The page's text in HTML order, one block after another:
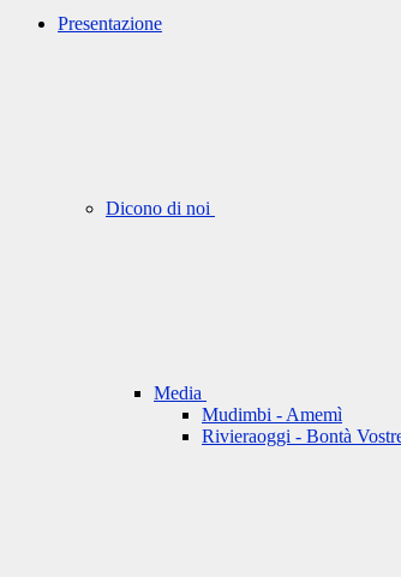
Presentazione
Dicono di noi
Media
Mudimbi - Amemì
Rivieraoggi - Bontà